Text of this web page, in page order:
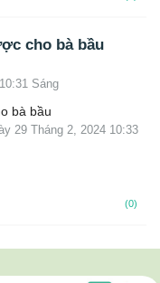
cho bà bầu
Sáng
bà bầu
29 Tháng 2, 2024 10:33
(0)